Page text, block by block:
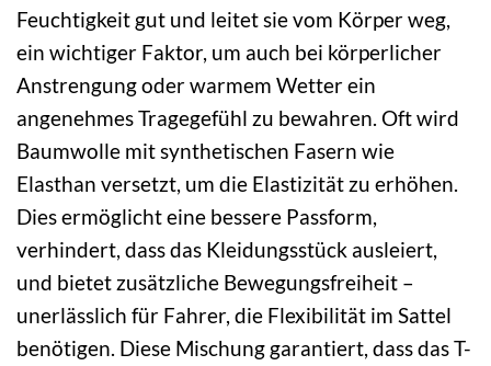
Feuchtigkeit gut und leitet sie vom Körper weg,
ein wichtiger Faktor, um auch bei körperlicher
Anstrengung oder warmem Wetter ein
angenehmes Tragegefühl zu bewahren. Oft wird
Baumwolle mit synthetischen Fasern wie
Elasthan versetzt, um die Elastizität zu erhöhen.
Dies ermöglicht eine bessere Passform,
verhindert, dass das Kleidungsstück ausleiert,
und bietet zusätzliche Bewegungsfreiheit –
unerlässlich für Fahrer, die Flexibilität im Sattel
benötigen. Diese Mischung garantiert, dass das T-